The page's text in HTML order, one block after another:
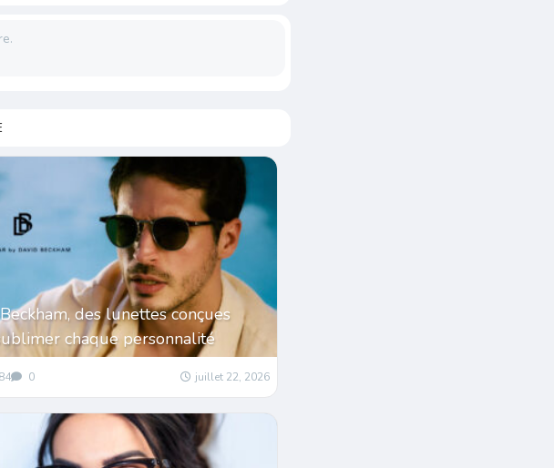
des lunettes conçues
chaque personnalité
0 juillet 22, 2026